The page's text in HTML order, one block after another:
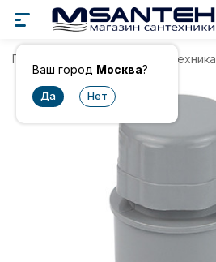
Ваш город Москва?
Главная Инженерная сантехника